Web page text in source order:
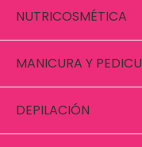
NUTRICOSMÉTICA
MANICURA Y
DEPILACIÓN